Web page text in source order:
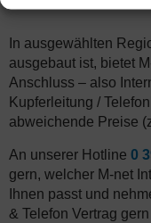
In ausgewählten
ausgebaut ist, bietet
Anschluss – also
Kupferleitung /
abweichende Preise
An unserer Hotline 0
gern, welcher M-net
Ihnen passt und
& Telefon Vertrag